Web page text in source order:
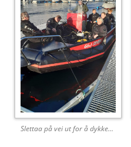
Slettaa på vei ut for å dykke…